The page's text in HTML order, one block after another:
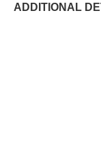
ADDITIONAL